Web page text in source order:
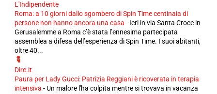
L'Indipendente
Roma: a 10 giorni dallo sgombero di Spin Time centinaia di
persone non hanno ancora una casa - Ieri in via Santa Croce in
Gerusalemme a Roma c’è stata l’ennesima partecipata
assemblea a difesa dell’esperienza di Spin Time. I suoi abitanti,
oltre 40...
Dire.it
Paura per Lady Gucci: Patrizia Reggiani è ricoverata in terapia
intensiva - Un malore l'ha colpita mentre si trovava in vacanza